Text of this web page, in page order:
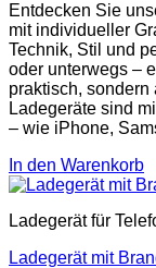
Entdecken Sie
mit individueller
Technik, Stil und
oder unterwegs –
praktisch, sondern
Ladegeräte sind
– wie iPhone,
In den Warenkorb
Ladegerät für
Ladegerät mit